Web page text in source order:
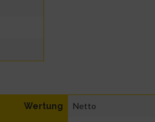
Wertung Netto